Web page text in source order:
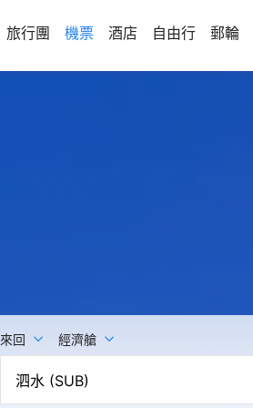
旅行團 機票 酒店 自由行 郵輪
來回 經濟艙